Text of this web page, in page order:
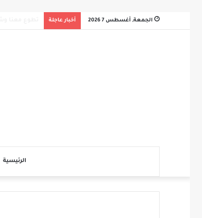
الجمعة, أغسطس 7 2026 أخبار عاجلة
الرئيسية